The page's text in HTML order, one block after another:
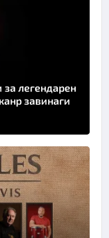
легендарен
завинаги